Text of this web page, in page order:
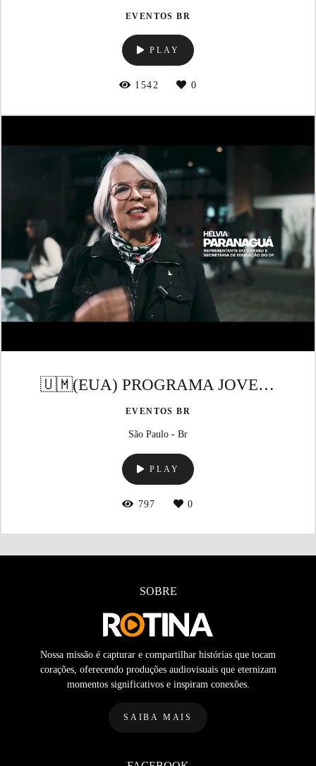
EVENTOS BR
PLAY
1542 0
🇺🇲(EUA) PROGRAMA JOVENS EMBAIXADORES
EVENTOS BR
São Paulo - Br
PLAY
797 0
SOBRE
Nossa missão é capturar e compartilhar histórias que tocam
corações, oferecendo produções audiovisuais que eternizam
momentos significativos e inspiram conexões.
SAIBA MAIS